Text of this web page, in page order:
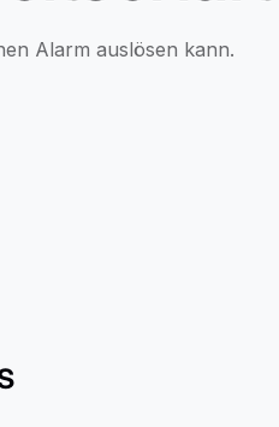
Alarm auslösen kann.